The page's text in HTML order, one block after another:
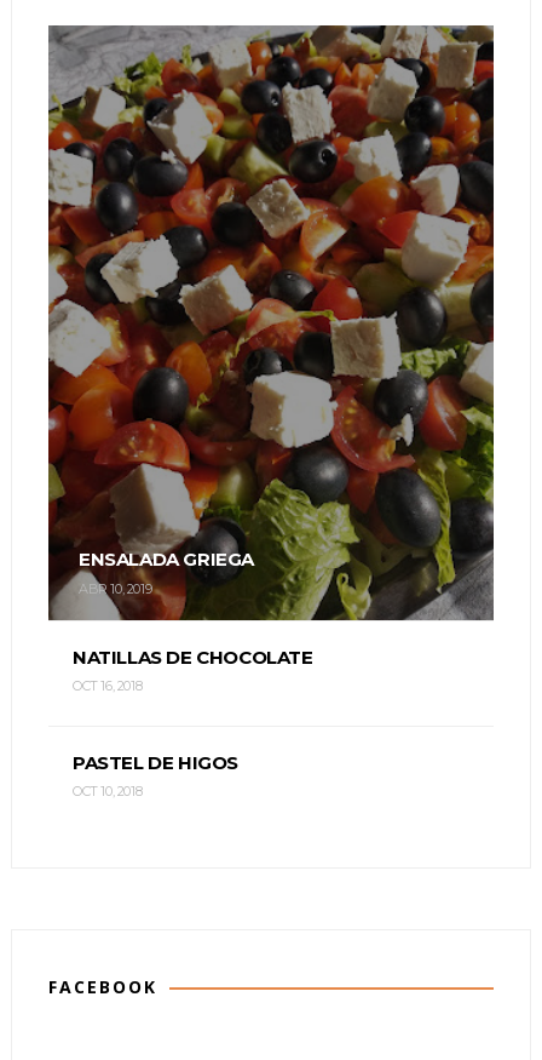
ENSALADA GRIEGA
ABR 10, 2019
NATILLAS DE CHOCOLATE
OCT 16, 2018
PASTEL DE HIGOS
OCT 10, 2018
FACEBOOK